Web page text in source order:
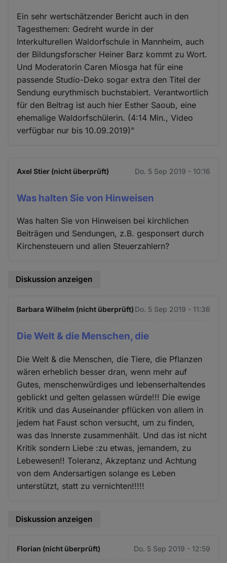
Ein sehr wertschätzender Bericht auch in den
Tagesthemen: Gedreht wurde in der
Interkulturellen Waldorfschule in Mannheim, auch
der Bildungsforscher Heiner Barz kommt zu Wort.
Und Moderatorin Caren Miosga hat für eine
passende Studio-Deko sogar extra den Titel der
Sendung eurythmisch buchstabiert. Verantwortlich
für den Beitrag ist auch hier Esther Saoub, eine
ehemalige Waldorfschülerin. (4:14 Min., Video
verfügbar nur bis 10.09.2019)"
Axel Stier (nicht überprüft) Do. 5 Sep 2019 - 10:16
Was halten Sie von Hinweisen
Was halten Sie von Hinweisen bei kirchlichen
Beiträgen und Sendungen, z.B. gesponsert durch
Kirchensteuern und allen Steuerzahlern?
Diskussion anzeigen
Barbara Wilhelm (nicht überprüft) Do. 5 Sep 2019 - 11:36
Die Welt & die Menschen, die
Die Welt & die Menschen, die Tiere, die Pflanzen
wären erheblich besser dran, wenn mehr auf
Gutes, menschenwürdiges und lebenserhaltendes
geblickt und gelten gelassen würde!!! Die ewige
Kritik und das Auseinander pflücken von allem in
jedem hat Faust schon versucht, um zu finden,
was das Innerste zusammenhält. Und das ist nicht
Kritik sondern Liebe :zu etwas, jemandem, zu
Lebewesen!! Toleranz, Akzeptanz und Achtung
von dem Andersartigen solange es Leben
unterstützt, statt zu vernichten!!!!!
Diskussion anzeigen
Florian (nicht überprüft) Do. 5 Sep 2019 - 12:59